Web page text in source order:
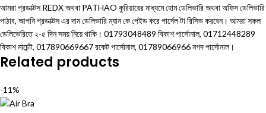
আমরা প্রডাক্টস REDX অথবা PATHAO কুরিয়ারের মাধ্যমে হোম ডেলিভারি অথবা অফিস ডেলিভারি
পাঠাব, আপনি প্রডাক্টস এর দাম ডেলিভারি ম্যান কে পেইড করে পার্সেল টা রিসিভ করবেন। আমরা সকল
ডেলিভেরিতে ২-৫ দিন সময় নিয়ে থাকি। 01793048489 বিকাশ পার্সোনাল, 01712448289
বিকাশ মার্চেন্ট, 017890669667 রকেট পার্সোনাল, 01789066966 নগদ পার্সোনাল।
Related products
-11%